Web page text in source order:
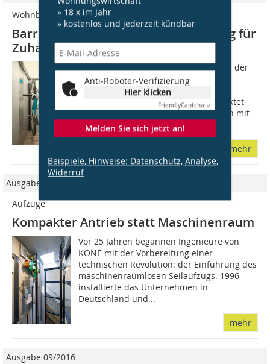
» 18 x im Jahr
» kostenlos und jederzeit kündbar
Anti-Roboter-Verifizierung
Hier klicken
FriendlyCaptcha ⇗
Melden Sie sich jetzt an!
Beispiele, Hinweise: Datenschutz, Analyse,
Widerruf
Wohnbau-Aufzüge
Barrierefrei und ultraleise: Ein Aufzug für
Zuhause
Der neue Aufzug markiert den Beginn der
Mission von osma, lebenswerten und
bezahlbaren Wohnraum für alle
Generationen zu erschließen. So punktet
der osma 1 bereits in der Basisversion mit
100...
mehr
Ausgabe 7-8/2017
Aufzüge
Kompakter Antrieb statt Maschinenraum
Vor 25 Jahren begannen Ingenieure von
KONE mit der Vorbereitung einer
technischen Revolution: der Einführung des
maschinenraumlosen Seilaufzugs. 1996
installierte das Unternehmen in
Deutschland und...
mehr
Ausgabe 09/2016